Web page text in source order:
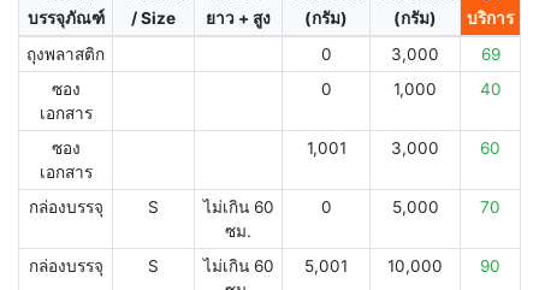
บรรจุภัณฑ์
/ Size
ยาว + สูง
(กรัม)
(กรัม)
บริการ
ถุงพลาสติก
0 3,000
69
ซอง
เอกสาร
0 1,000 40
ซอง
เอกสาร
1,001 3,000 60
กล่องบรรจุ S
ไม่เกิน 60
ซม.
0 5,000 70
กล่องบรรจุ S
ไม่เกิน 60
5,001 10,000 90